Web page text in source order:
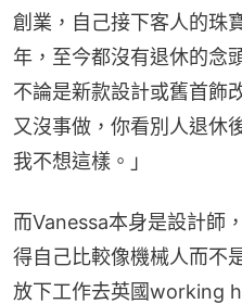
創業，自己接下客人的珠
年，至今都沒有退休的念
不論是新款設計或舊首飾
又沒事做，你看別人退休
我不想這樣。」
而Vanessa本身是設計師
得自己比較像機械人而不
放下工作去英國working